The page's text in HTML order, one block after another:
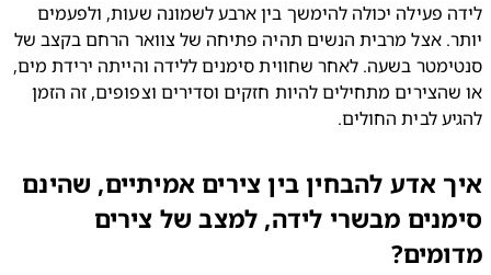
לידה פעילה יכולה להימשך בין ארבע לשמונה שעות, ולפעמים
יותר. אצל מרבית הנשים תהיה פתיחה של צוואר הרחם בקצב של
סנטימטר בשעה. לאחר שחווית סימנים ללידה והייתה ירידת מים,
או שהצירים מתחילים להיות חזקים וסדירים וצפופים, זה הזמן
לבית החולים.
אדע להבחין בין צירים אמיתיים, שהינם
מבשרי לידה, למצב של צירים